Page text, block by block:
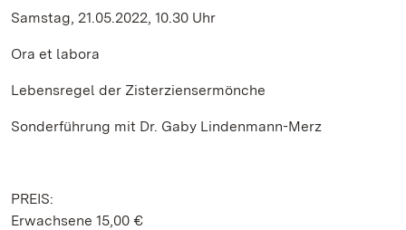
Samstag, 21.05.2022, 10.30 Uhr
Ora et labora
Lebensregel der Zisterziensermönche
Sonderführung mit Dr. Gaby Lindenmann-Merz
PREIS:
Erwachsene 15,00 €